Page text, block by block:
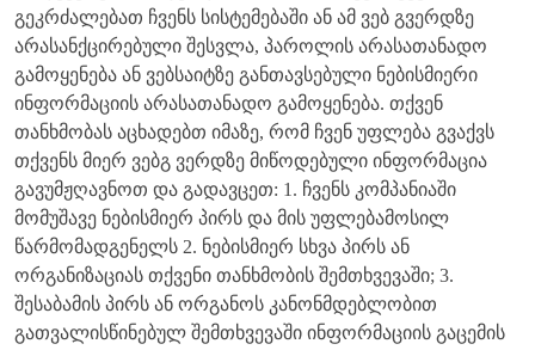
გეკრძალებათ ჩვენს სისტემებაში ან ამ ვებ გვერდზე
არასანქცირებული შესვლა, პაროლის არასათანადო
გამოყენება ან ვებსაიტზე განთავსებული ნებისმიერი
ინფორმაციის არასათანადო გამოყენება. თქვენ
თანხმობას აცხადებთ იმაზე, რომ ჩვენ უფლება გვაქვს
თქვენს მიერ ვებგ ვერდზე მიწოდებული ინფორმაცია
გავუმჟღავნოთ და გადავცეთ: 1. ჩვენს კომპანიაში
მომუშავე ნებისმიერ პირს და მის უფლებამოსილ
წარმომადგენელს 2. ნებისმიერ სხვა პირს ან
ორგანიზაციას თქვენი თანხმობის შემთხვევაში; 3.
შესაბამის პირს ან ორგანოს კანონმდებლობით
გათვალისწინებულ შემთხვევაში ინფორმაციის გაცემის